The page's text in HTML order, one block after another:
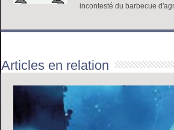
incontesté du barbecue
Articles en relation